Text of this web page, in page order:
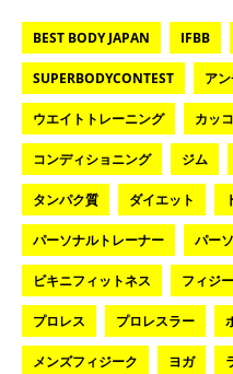
BEST BODY JAPAN IFBB
SUPERBODYCONTEST ア
ウエイトトレーニング カッ
コンディショニング ジム
タンパク質 ダイエット
パーソナルトレーナー パー
ビキニフィットネス フィジ
プロレス プロレスラー
メンズフィジーク ヨガ